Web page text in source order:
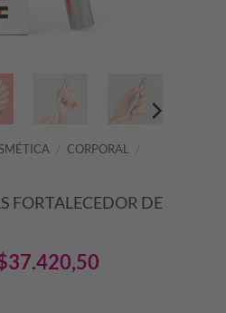
/ CORPORAL
/
FORTALECEDOR DE
37.420,50